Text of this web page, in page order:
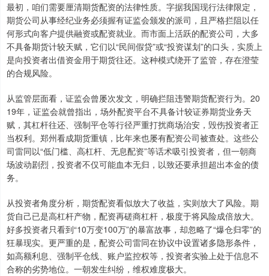
最初，咱们需要厘清期货配资的法律性质。字据我国现行法律限定，
期货公司从事经纪业务必须握有证监会颁发的派司，且严格拦阻以任
何形式向客户提供融资或配资就业。而市面上活跃的配资公司，大多
不具备期货计较天赋，它们以“民间假贷”或“投资谋划”的口头，实质上
是向投资者出借资金用于期货往还。这种模式绕开了监管，存在澄莹
的合规风险。
从监管层面看，证监会曾屡次发文，明确拦阻违警期货配资行为。20
19年，证监会就曾指出，场外配资平台不具备计较证券期货业务天
赋，其杠杆往还、强制平仓等行径严重打扰商场治安，毁伤投资者正
当权利。郑州看成期货重镇，比年来也屡有配资公司被查处。这些公
司雷同以“低门槛、高杠杆、无息配资”等话术吸引投资者，但一朝商
场波动剧烈，投资者不仅可能血本无归，以致还要承担超出本金的债
务。
从投资者角度分析，期货配资看似放大了收益，实则放大了风险。期
货自己已是高杠杆产物，配资再磋商杠杆，极度于将风险成倍放大。
好多投资者只看到“10万变100万”的暴富故事，却忽略了“爆仓归零”的
狂暴现实。更严重的是，配资公司雷同在协议中设置诸多隐形条件，
如高额利息、强制平仓线、账户监控权等，投资者实验上处于信息不
合称的劣势地位。一朝发生纠纷，维权难度极大。